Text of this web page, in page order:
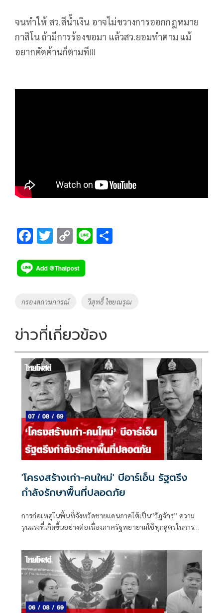
จนทำให้ สว.สีน้ำเงิน อาจไม่ขวางการออกกฎหมาย
กาสิโน ถ้ามีการร้องขอมา แล้วสว.ยอมทำตาม แม้
อยากคัดค้านก็ตามที!!!
F
e
b
o
k
T
tt
er
C
p
y
k
Li
Tags
กรองสถานการณ์ วิสุทธิ์ ไชยณรุณ
ข่าวที่เกี่ยวข้อง
'โครงสร้างเก่า-คนใหม่' บีอาร์เอ็น รัฐตรึง
กำลังรักษาพื้นที่ปลอดภัย
การก่อเหตุในพื้นที่จังหวัดชายแดนภาคใต้เป็น“วัฏจักร” ความ
รุนแรงที่เกิดขึ้นอย่างต่อเนื่องภาครัฐพยายามใช้ทุกสูตรในการ
สมบูรณ์